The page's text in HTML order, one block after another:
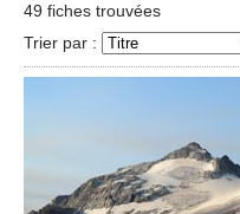
49 fiches trouvées
Trier par :